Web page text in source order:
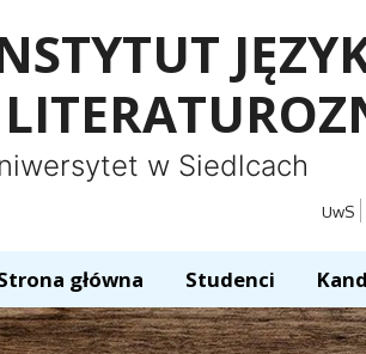
w Siedlcach
UwS
główna Studenci